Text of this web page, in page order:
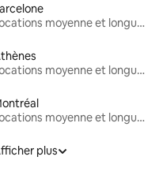
Locations moyenne et longue durée
Locations moyenne et longue durée
Locations moyenne et longue durée
plus